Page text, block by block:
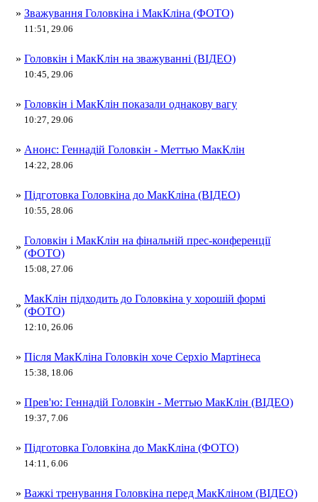
» Зважування Головкіна і МакКліна (ФОТО)
11:51, 29.06
» Головкін і МакКлін на зважуванні (ВІДЕО)
10:45, 29.06
» Головкін і МакКлін показали однакову вагу
10:27, 29.06
» Анонс: Геннадій Головкін - Меттью МакКлін
14:22, 28.06
» Підготовка Головкіна до МакКліна (ВІДЕО)
10:55, 28.06
»
Головкін і МакКлін на фінальній прес-конференції
(ФОТО)
15:08, 27.06
»
МакКлін підходить до Головкіна у хорошій формі
(ФОТО)
12:10, 26.06
» Після МакКліна Головкін хоче Серхіо Мартінеса
15:38, 18.06
» Прев'ю: Геннадій Головкін - Меттью МакКлін (ВІДЕО)
19:37, 7.06
» Підготовка Головкіна до МакКліна (ФОТО)
14:11, 6.06
» Важкі тренування Головкіна перед МакКліном (ВІДЕО)